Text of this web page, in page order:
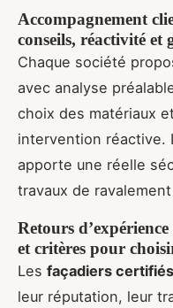
Accompagnement
conseils, réactivité et
Chaque société
avec analyse
choix des matériaux
intervention réactive.
apporte une réelle
travaux de
Retours
et critères pour
Les façadiers certifiés
leur réputation, leur